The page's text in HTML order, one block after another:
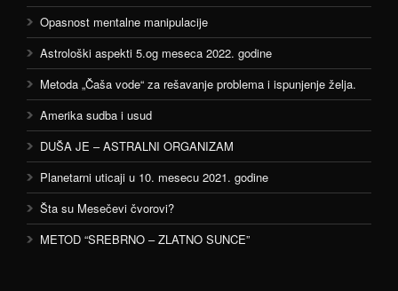
Opasnost mentalne manipulacije
Astrološki aspekti 5.og meseca 2022. godine
Metoda „Čaša vode“ za rešavanje problema i ispunjenje želja.
Amerika sudba i usud
DUŠA JE – ASTRALNI ORGANIZAM
Planetarni uticaji u 10. mesecu 2021. godine
Šta su Mesečevi čvorovi?
METOD “SREBRNO – ZLATNO SUNCE”